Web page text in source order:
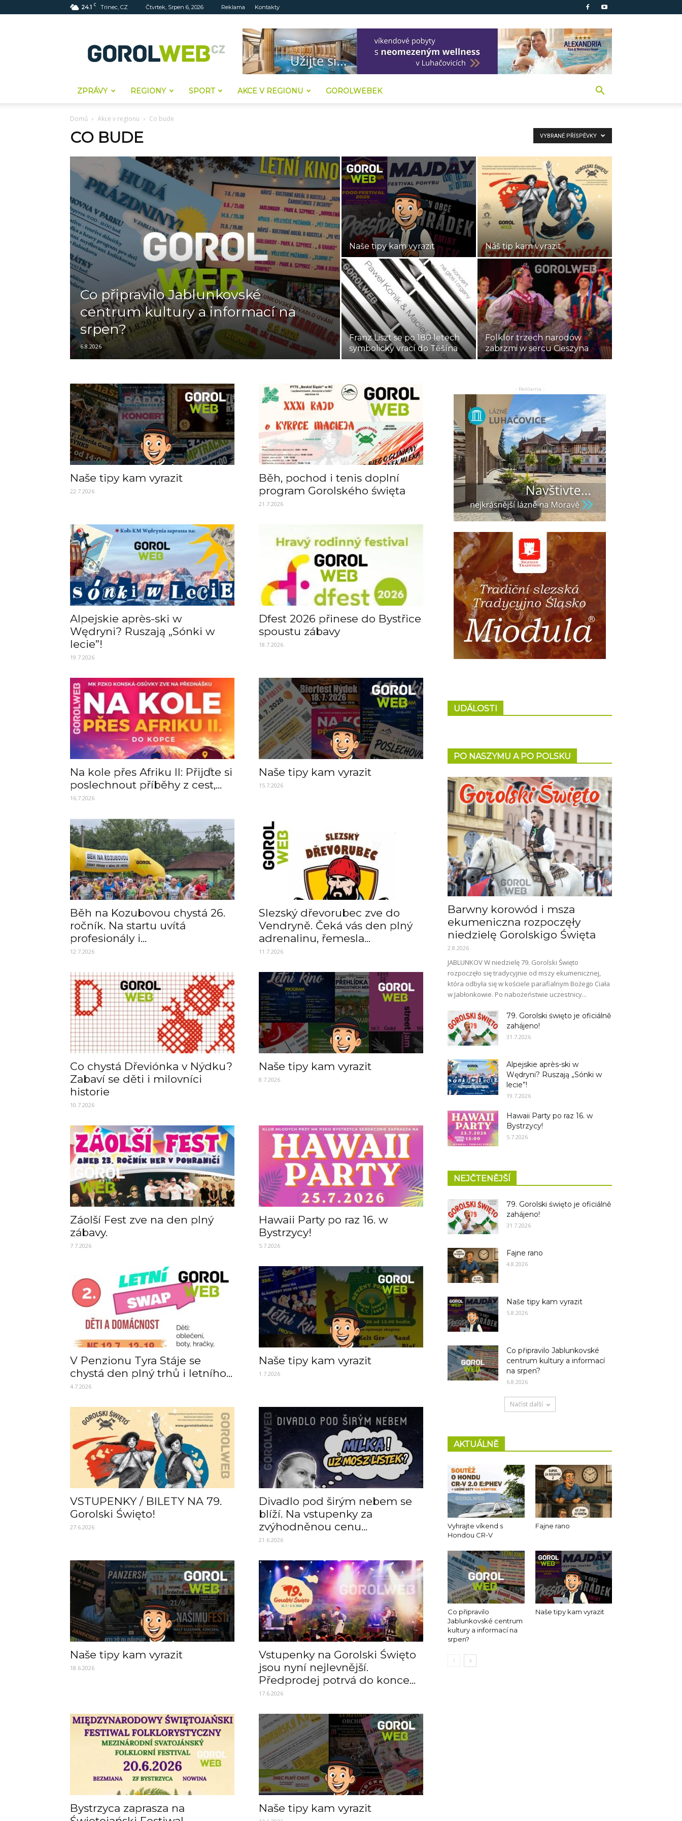
24.1 C Trinec, CZ Čtvrtek, Srpen 6, 2026 Reklama Kontakty
ZPRÁVY REGIONY SPORT AKCE V REGIONU GOROLWEBEK
Domů Akce v regionu Co bude
CO BUDE VYBRANÉ PŘÍSPĚVKY
Co připravilo Jablunkovské
centrum kultury a informací na
srpen?
6.8.2026
Naše tipy kam vyrazit Náš tip kam vyrazit
Franz Liszt se po 180 letech
symbolicky vrací do Těšína
Folklor trzech narodów
zabrzmi w sercu Cieszyna
Naše tipy kam vyrazit
22.7.2026
Běh, pochod i tenis doplní
program Gorolského święta
21.7.2026
Alpejskie après-ski w
Wędryni? Ruszają „Sónki w
lecie”!
19.7.2026
Dfest 2026 přinese do Bystřice
spoustu zábavy
18.7.2026
Na kole přes Afriku II: Přijďte si
poslechnout příběhy z cest,...
16.7.2026
Naše tipy kam vyrazit
15.7.2026
Běh na Kozubovou chystá 26.
ročník. Na startu uvítá
profesionály i...
12.7.2026
Slezský dřevorubec zve do
Vendryně. Čeká vás den plný
adrenalinu, řemesla...
11.7.2026
Co chystá Dřeviónka v Nýdku?
Zabaví se děti i milovníci
historie
10.7.2026
Naše tipy kam vyrazit
8.7.2026
Záolší Fest zve na den plný
zábavy.
7.7.2026
Hawaii Party po raz 16. w
Bystrzycy!
5.7.2026
V Penzionu Tyra Stáje se
chystá den plný trhů i letního...
4.7.2026
Naše tipy kam vyrazit
1.7.2026
VSTUPENKY / BILETY NA 79.
Gorolski Święto!
27.6.2026
Divadlo pod širým nebem se
blíží. Na vstupenky za
zvýhodněnou cenu...
21.6.2026
Naše tipy kam vyrazit
18.6.2026
Vstupenky na Gorolski Święto
jsou nyní nejlevnější.
Předprodej potrvá do konce...
17.6.2026
Bystrzyca zaprasza na
Naše tipy kam vyrazit
- Reklama -
UDÁLOSTI
PO NASZYMU A PO POLSKU
Barwny korowód i msza
ekumeniczna rozpoczęły
niedzielę Gorolskigo Święta
2.8.2026
JABLUNKOV W niedzielę 79. Gorolski Święto
rozpoczęło się tradycyjnie od mszy ekumenicznej,
która odbyła się w kościele parafialnym Bożego Ciała
w Jabłonkowie. Po nabożeństwie uczestnicy...
79. Gorolski święto je oficiálně
zahájeno!
31.7.2026
Alpejskie après-ski w
Wędryni? Ruszają „Sónki w
lecie”!
19.7.2026
Hawaii Party po raz 16. w
Bystrzycy!
5.7.2026
NEJČTENĚJŠÍ
79. Gorolski święto je oficiálně
zahájeno!
31.7.2026
Fajne rano
4.8.2026
Naše tipy kam vyrazit
5.8.2026
Co připravilo Jablunkovské
centrum kultury a informací
na srpen?
6.8.2026
Načíst další
AKTUÁLNĚ
Vyhrajte víkend s
Hondou CR-V
Fajne rano
Co připravilo
Jablunkovské centrum
kultury a informací na
srpen?
Naše tipy kam vyrazit